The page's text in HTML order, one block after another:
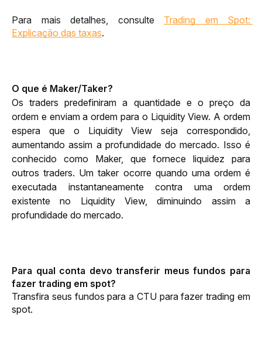
Para mais detalhes, consulte Trading em Spot:
Explicação das taxas.
O que é Maker/Taker?
Os traders predefiniram a quantidade e o preço da
ordem e enviam a ordem para o Liquidity View. A ordem
espera que o Liquidity View seja correspondido,
aumentando assim a profundidade do mercado. Isso é
conhecido como Maker, que fornece liquidez para
outros traders. Um taker ocorre quando uma ordem é
executada instantaneamente contra uma ordem
existente no Liquidity View, diminuindo assim a
profundidade do mercado.
Para qual conta devo transferir meus fundos para
fazer trading em spot?
Transfira seus fundos para a CTU para fazer trading em
spot.